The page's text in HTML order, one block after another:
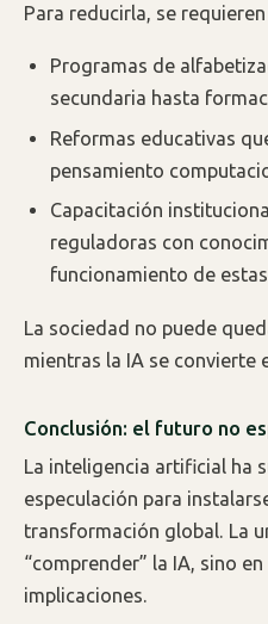
Para reducirla, se
Programas de
secundaria hasta
Reformas educativas
pensamiento
Capacitación
reguladoras con
funcionamiento de
La sociedad no puede
mientras la IA se convierte
Conclusión: el futuro no
La inteligencia artificial ha
especulación para
transformación global. La
“comprender” la IA, sino
implicaciones.